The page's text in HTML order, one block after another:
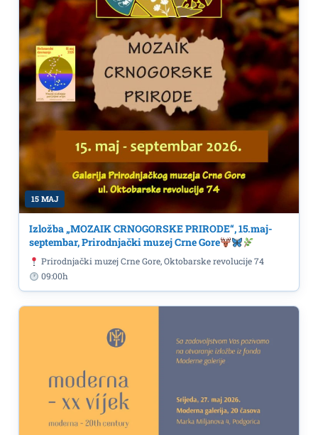
15 MAJ
Izložba „MOZAIK CRNOGORSKE PRIRODE“, 15.maj-
septembar, Prirodnjački muzej Crne Gore
Prirodnjački muzej Crne Gore, Oktobarske revolucije 74
09:00h